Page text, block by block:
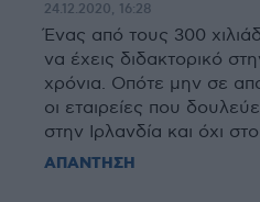
24.12.2020, 16:28
Ένας από τους 300
να έχεις διδακτορικό
χρόνια. Οπότε μην σε
οι εταιρείες που
στην Ιρλανδία και όχι
ΑΠΑΝΤΗΣΗ